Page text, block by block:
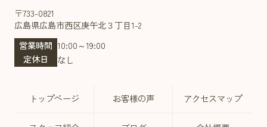
〒733-0821
広島県広島市西区庚午北３丁目1-2
営業時間 10:00～19:00
定休日
なし
トップページ お客様の声 アクセスマップ